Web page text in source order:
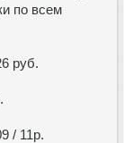
по всем
руб.
/ 11р.